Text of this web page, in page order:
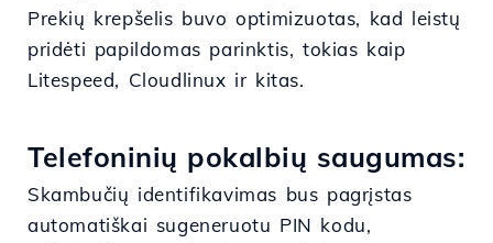
Prekių krepšelis buvo optimizuotas, kad leistų
pridėti papildomas parinktis, tokias kaip
Litespeed, Cloudlinux ir kitas.
Telefoninių pokalbių saugumas:
Skambučių identifikavimas bus pagrįstas
automatiškai sugeneruotu PIN kodu,